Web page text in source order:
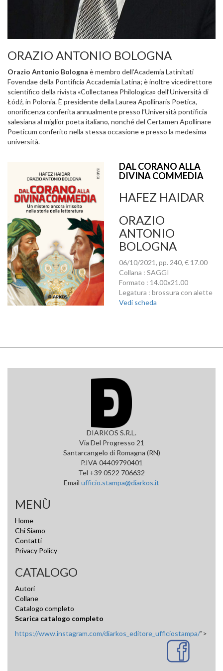
ORAZIO ANTONIO BOLOGNA
Orazio Antonio Bologna è membro dell’Academia Latinitati
Fovendae della Pontificia Accademia Latina; è inoltre vicedirettore
scientifico della rivista «Collectanea Philologica» dell’Università di
Łódź, in Polonia. È presidente della Laurea Apollinaris Poetica,
onorificenza conferita annualmente presso l’Università pontificia
salesiana al miglior poeta italiano, nonché del Certamen Apollinare
Poeticum conferito nella stessa occasione e presso la medesima
università.
DAL CORANO ALLA
DIVINA COMMEDIA
HAFEZ HAIDAR
ORAZIO
ANTONIO
BOLOGNA
06/10/2021, pp. 240, € 17.00
Collana : SAGGI
Formato : 14.00x21.00
Legatura : brossura con alette
Vedi scheda
DIARKOS S.R.L.
Via Del Progresso 21
Santarcangelo di Romagna (RN)
P.IVA 04409790401
Tel +39 0522 706632
Email ufficio.stampa@diarkos.it
MENÙ
Home
Chi Siamo
Contatti
Privacy Policy
CATALOGO
Autori
Collane
Catalogo completo
Scarica catalogo completo
https://www.instagram.com/diarkos_editore_ufficiostampa/">